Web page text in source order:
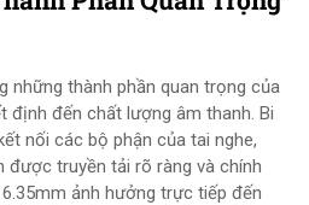
những thành phần quan trọng của
định đến chất lượng âm thanh. Bi
nối các bộ phận của tai nghe,
được truyền tải rõ ràng và chính
ảnh hưởng trực tiếp đến